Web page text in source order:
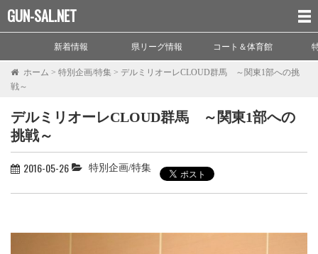
GUN-SAL.NET
新着情報 県リーグ情報 コート＆体育館
ホーム > 特別企画/特集 > デルミリオーレCLOUD群馬 ～関東1部への挑
戦～
デルミリオーレCLOUD群馬 ～関東1部への
挑戦～
2016-05-26 特別企画/特集